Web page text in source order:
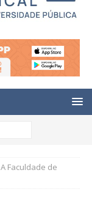
A Faculdade de